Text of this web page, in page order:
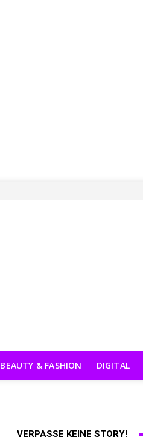
BEAUTY & FASHION DIGITAL
VERPASSE KEINE STORY!